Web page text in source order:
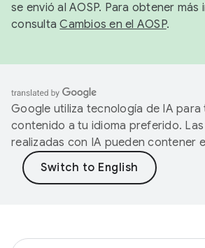
se envió al AOSP. Para obtener más
consultaCambios en el AOSP.
Google utiliza tecnología de IA
contenido a tu idioma preferido.
realizadas con IA pueden contener